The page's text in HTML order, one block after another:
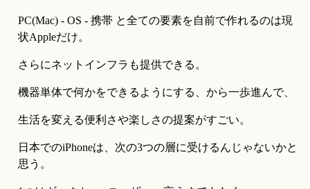
PC(Mac) - OS - 携帯 と全ての要素を自前で作れるのは現
状Appleだけ。
さらにネットインフラも提供できる。
機器単体で何かをできるようにする、から一歩進んで、
生活を変える便利さや楽しさの提案がすごい。
日本でのiPhoneは、次の3つの層に受けるんじゃないかと
思う。